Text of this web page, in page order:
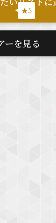
★5
ーを見る